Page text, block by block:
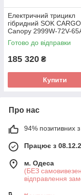
Електричний трицикл
гібридний SOK
Canopy 2999W-72V-
GraFen шини 12"/12"
Готово до відправки
185 320 ₴
Купити
Про нас
94% позитивних з
Працює з
м. Одеса
(БЕЗ
відправлення